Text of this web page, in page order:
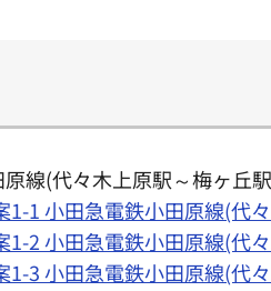
線(代々木上原駅～梅ヶ丘
1-1 小田急電鉄小田原線(代
1-2 小田急電鉄小田原線(代
1-3 小田急電鉄小田原線(代